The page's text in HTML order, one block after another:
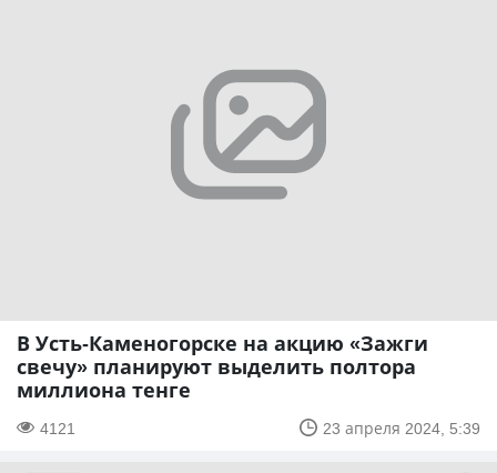
В Усть-Каменогорске на акцию «Зажги
свечу» планируют выделить полтора
миллиона тенге
4121 23 апреля 2024, 5:39